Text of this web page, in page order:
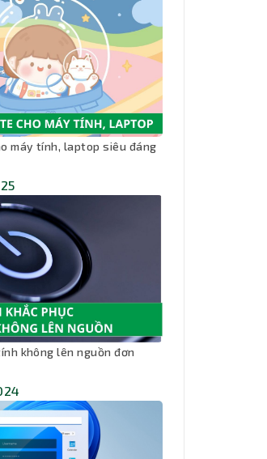
máy tính, laptop siêu đáng
không lên nguồn đơn